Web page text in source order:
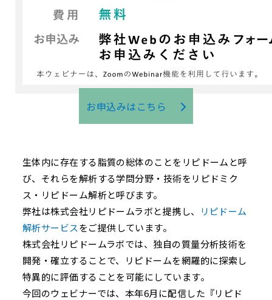
お申込みはこちら
生体内に存在する脂質の総体のことをリピドームと呼
び、それらを解析する学問分野・技術をリピドミク
ス・リピドーム解析と呼びます。
弊社は株式会社リピドームラボと提携し、
リピドーム
解析サービスをご提供しています。
株式会社リピドームラボでは、独自の質量分析技術を
開発・確立することで、リピドームを網羅的に探索し
特異的に評価することを可能にしています。
今回のウェビナーでは、本年6月に配信した『リピド